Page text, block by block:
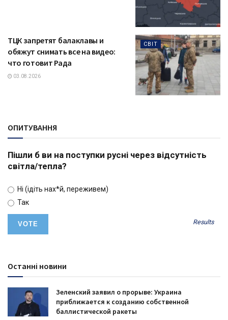
СВІТ
ТЦК запретят балаклавы и
обяжут снимать все на видео:
что готовит Рада
03.08.2026
ОПИТУВАННЯ
Пішли б ви на поступки русні через відсутність
світла/тепла?
Ні (ідіть нах*й, переживем)
Так
Results
Останні новини
Зеленский заявил о прорыве: Украина
приближается к созданию собственной
баллистической ракеты